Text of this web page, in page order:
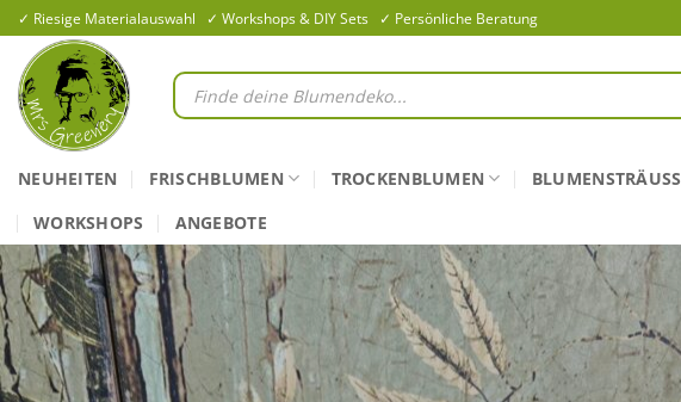
Zum
Inhalt
springen
✓ Riesige Materialauswahl ✓ Workshops & DIY Sets ✓ Persönliche Beratung
Products
search
NEUHEITEN FRISCHBLUMEN TROCKENBLUMEN BLUMENSTRÄUSSE
WORKSHOPS
ANGEBOTE